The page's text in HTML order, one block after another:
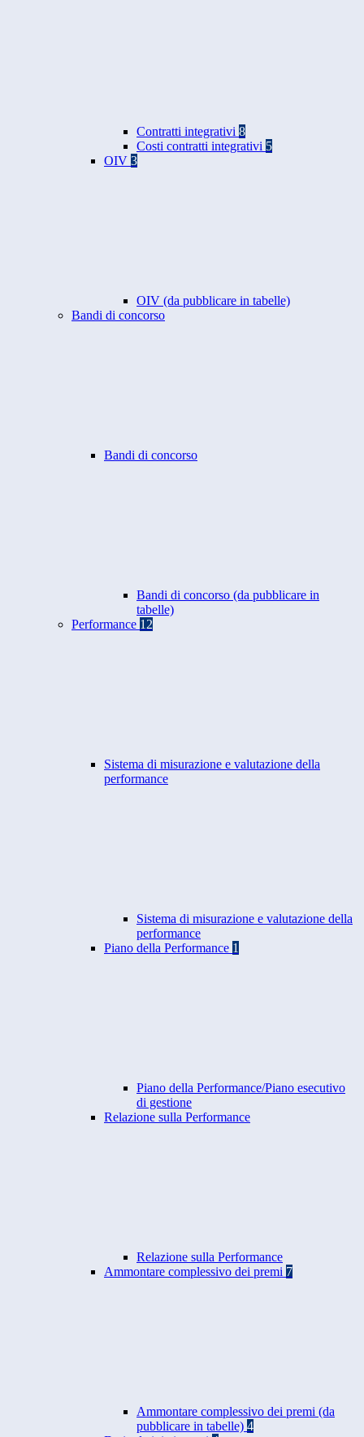
Contratti integrativi 8
Costi contratti integrativi 5
OIV 3
OIV (da pubblicare in tabelle)
Bandi di concorso
Bandi di concorso
Bandi di concorso (da pubblicare in
tabelle)
Performance 12
Sistema di misurazione e valutazione della
performance
Sistema di misurazione e valutazione della
performance
Piano della Performance 1
Piano della Performance/Piano esecutivo
di gestione
Relazione sulla Performance
Relazione sulla Performance
Ammontare complessivo dei premi 7
Ammontare complessivo dei premi (da
pubblicare in tabelle) 4